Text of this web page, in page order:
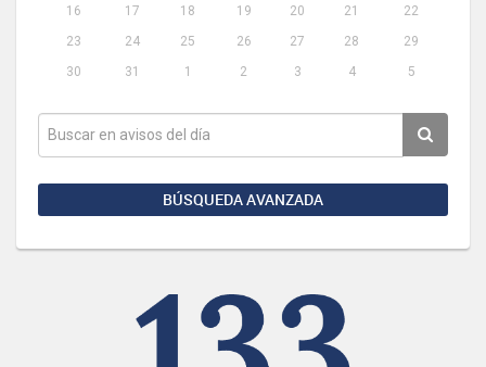
16
17 18 19 20 21
22
23
24 25 26 27 28
29
30
31 1 2 3 4 5
BÚSQUEDA AVANZADA